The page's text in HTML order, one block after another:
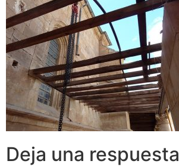
Deja una respuesta